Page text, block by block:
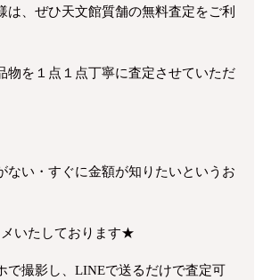
は、ぜひ天文館質舗の無料査定をご利
物を１点１点丁寧に査定させていただ
ない・すぐに金額が知りたいというお
メいたしております★
で撮影し、LINEで送るだけで査定可